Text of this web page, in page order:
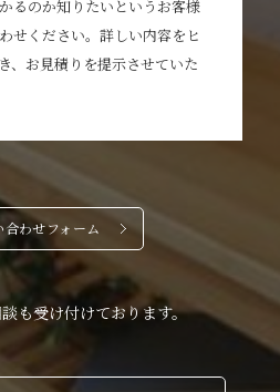
るのか知りたいというお客様
せください。詳しい内容をヒ
、お見積りを提示させていた
合わせフォーム
も受け付けております。